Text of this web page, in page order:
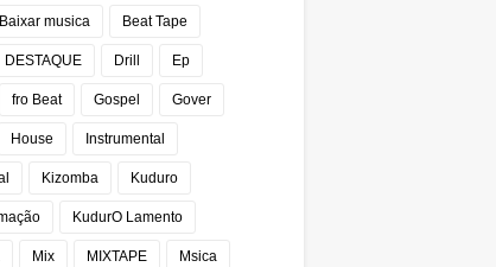
Baixar musica Beat Tape
DESTAQUE Drill Ep
fro Beat Gospel Gover
House Instrumental
Kizomba Kuduro
KudurO Lamento
Mix MIXTAPE Msica